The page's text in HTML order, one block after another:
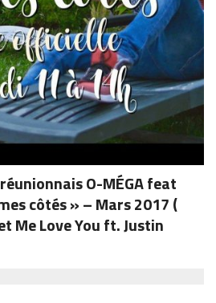
O-MÉGA feat
côtés » – Mars 2017 (
Me Love You ft. Justin